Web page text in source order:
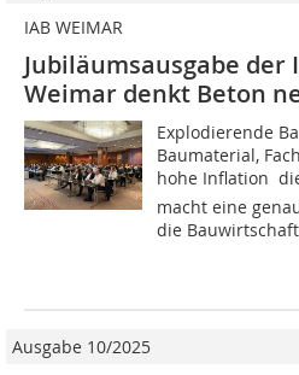
IAB WEIMAR
Jubiläumsausgabe der
Weimar denkt Beton
Explodierende
Baumaterial,
hohe Inflation 
macht eine
die
Ausgabe 10/2025